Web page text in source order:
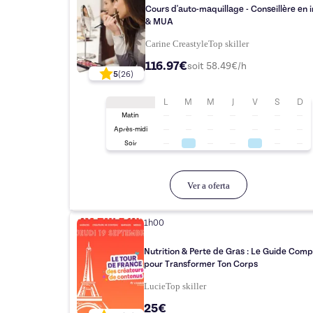
5(26)
Cours d'auto-maquillage - Conseillère en
& MUA
Carine CreastyleTopskiller
116.97€soit 58.49€/h
L M M J V S D
Matin
Après-midi
Soir
Ver a oferta
1h00
Nutrition & Perte de Gras : Le Guide
pour Transformer Ton Corps
LucieTop skiller
25€